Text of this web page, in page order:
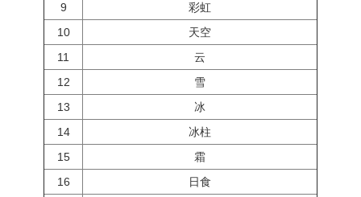
9
彩虹
10
天空
11
云
12
雪
13
冰
14
冰柱
15
霜
16
日食